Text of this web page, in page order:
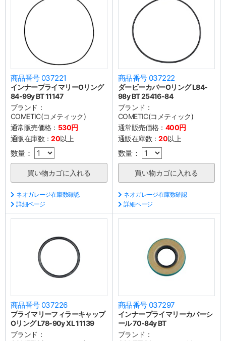
商品番号 037221
インナープライマリーOリング
84-99y BT 11147
ブランド：
COMETIC(コメティック)
通常販売価格： 530円
通販在庫数：20以上
数量：
ネオガレージ在庫数確認
詳細ページ
商品番号 037222
ダービーカバーOリング L84-
98y BT 25416-84
ブランド：
COMETIC(コメティック)
通常販売価格： 400円
通販在庫数：20以上
数量：
ネオガレージ在庫数確認
詳細ページ
商品番号 037226
プライマリーフィラーキャップ
Oリング L78-90y XL 11139
ブランド：
商品番号 037297
インナープライマリーカバーシ
ール 70-84y BT
ブランド：